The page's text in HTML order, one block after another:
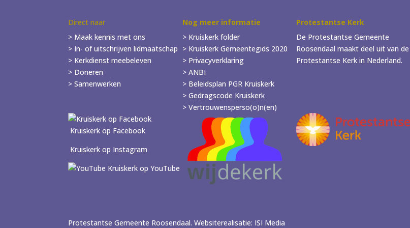
Direct naar
> Maak kennis met ons
> In- ofuitschrijvenlidmaatschap
> Kerkdienst meebeleven
> Doneren
> Samenwerken
Nog meer informatie
> Kruiskerk folder
>Kruiskerk Gemeentegids 2020
> Privacyverklaring
> ANBI
> Beleidsplan PGR Kruiskerk
> Gedragscode Kruiskerk
> Vertrouwensperso(o)n(en)
Protestantse Kerk
De Protestantse Gemeente
Roosendaal maakt deel uit van de
Protestantse Kerk in Nederland.
Kruiskerk op Facebook
Kruiskerk op Instagram
Kruiskerk op YouTube
Protestantse Gemeente Roosendaal. Websiterealisatie: ISI Media